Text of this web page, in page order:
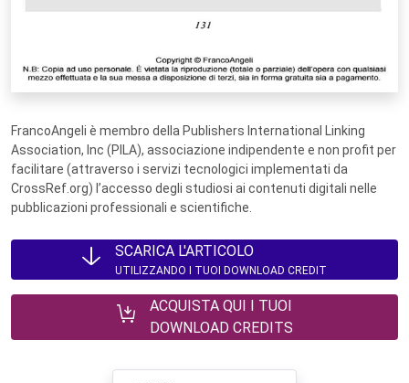
FrancoAngeli è membro della Publishers International Linking
Association, Inc (PILA), associazione indipendente e non profit per
facilitare (attraverso i servizi tecnologici implementati da
CrossRef.org) l’accesso degli studiosi ai contenuti digitali nelle
pubblicazioni professionali e scientifiche.
SCARICA L'ARTICOLO
UTILIZZANDO I TUOI DOWNLOAD CREDIT
ACQUISTA QUI I TUOI
DOWNLOAD CREDITS